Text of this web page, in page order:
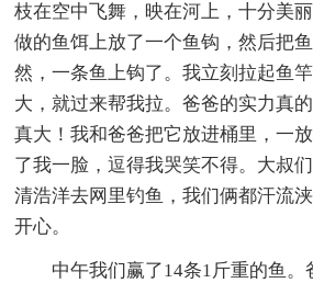
枝在空中飞舞，映在河上，十分美
做的鱼饵上放了一个鱼钩，然后把
然，一条鱼上钩了。我立刻拉起鱼
大，就过来帮我拉。爸爸的实力真
真大！我和爸爸把它放进桶里，一
了我一脸，逗得我哭笑不得。大叔
清浩洋去网里钓鱼，我们俩都汗流
开心。
中午我们赢了14条1斤重的鱼。